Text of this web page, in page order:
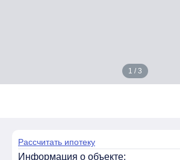
1 / 3
Рассчитать ипотеку
Информация о объекте: